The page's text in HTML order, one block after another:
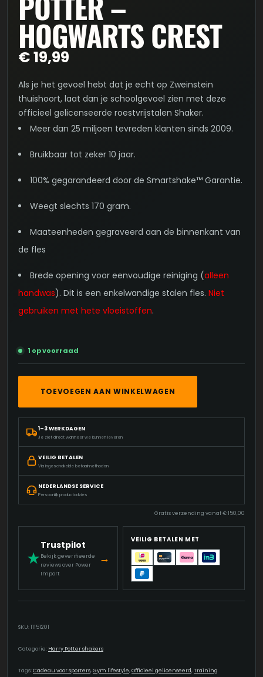
HOGWARTS CREST
€19,99
Als je het gevoel hebt dat je echt op Zweinstein
thuishoort, laat dan je schoolgevoel zien met deze
officieel gelicenseerde roestvrijstalen Shaker.
Meer dan 25 miljoen tevreden klanten sinds 2009.
Bruikbaar tot zeker 10 jaar.
100% gegarandeerd door de Smartshake™ Garantie.
Weegt slechts 170 gram.
Maateenheden gegraveerd aan de binnenkant van
de fles
Brede opening voor eenvoudige reiniging (alleen
handwas). Dit is een enkelwandige stalen fles. Niet
gebruiken met hete vloeistoffen.
1 op voorraad
REFORCE
HARRY
POTTER
HOGWARTS
CREST
TOEVOEGEN AAN WINKELWAGEN
1–3 WERKDAGEN
Je ziet direct wanneer we kunnen leveren
VEILIG BETALEN
Via ingeschakelde betaalmethoden
NEDERLANDSE SERVICE
Persoonlijk productadvies
Gratis verzending vanaf€150,00
★
Trustpilot
Bekijk geverifieerde
reviews over Power
Import
→
VEILIG BETALEN MET
SKU:11151201
Categorie: Harry Potter shakers
Tags:Cadeau voor sporters,Gym lifestyle,Officieel gelicenseerd,Training